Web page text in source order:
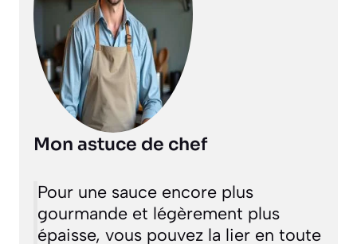
Mon astuce de chef
Pour une sauce encore plus
gourmande et légèrement plus
épaisse, vous pouvez la lier en toute